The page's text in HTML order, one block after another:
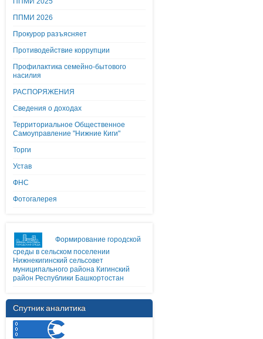
ППМИ 2026
Прокурор разъясняет
Противодействие коррупции
Профилактика семейно-бытового
насилия
РАСПОРЯЖЕНИЯ
Сведения о доходах
Территориальное Общественное
Самоуправление "Нижние Киги"
Торги
Устав
ФНС
Фотогалерея
Формирование городской
среды в сельском поселении
Нижнекигинский сельсовет
муниципального района Кигинский
район Республики Башкортостан
Спутник аналитика